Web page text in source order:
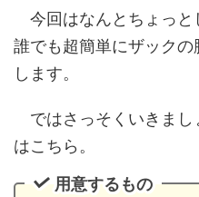
今回はなんとちょっと
誰でも超簡単にザックの
します。
ではさっそくいきまし
はこちら。
用意するもの